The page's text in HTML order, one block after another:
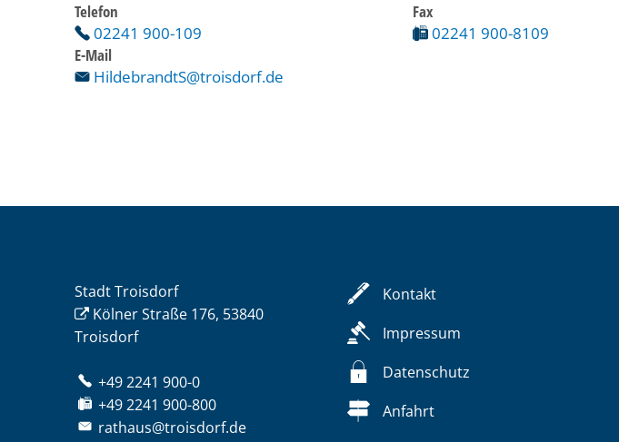
Telefon
02241 900-109
Fax
02241 900-8109
E-Mail
HildebrandtS@troisdorf.de
Stadt Troisdorf
Kölner Straße 176, 53840
Troisdorf
+49 2241 900-0
+49 2241 900-800
rathaus@troisdorf.de
Kontakt
Impressum
Datenschutz
Anfahrt